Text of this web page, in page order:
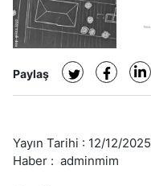
Paylaş
Yayın Tarihi : 12/12/2025
Haber : adminmim